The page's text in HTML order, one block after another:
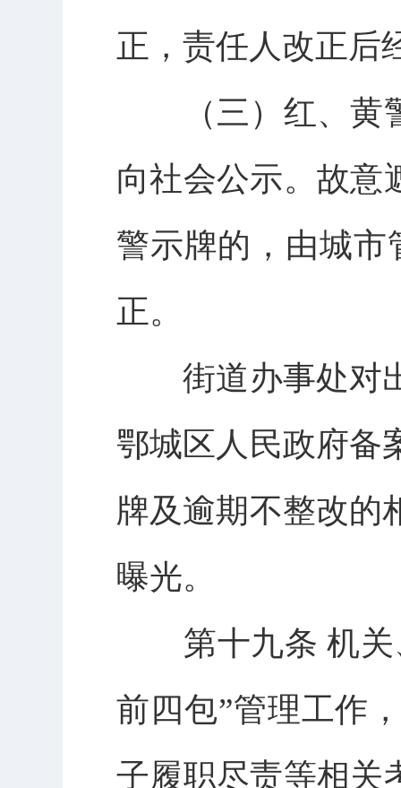
正，责任人改正后
（三）红、黄警
向社会公示。故意
警示牌的，由城市
正。
街道办事处对出
鄂城区人民政府备
牌及逾期不整改的
曝光。
第十九条 机关
前四包”管理工作
子履职尽责等相关